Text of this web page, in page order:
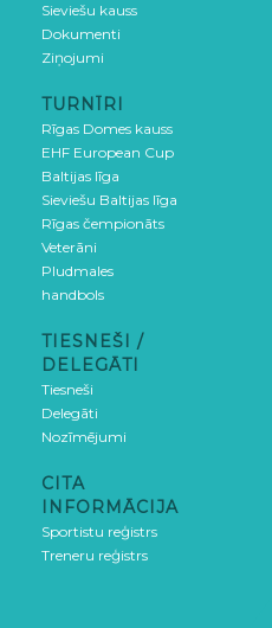
Sieviešu kauss
Dokumenti
Ziņojumi
TURNĪRI
Rīgas Domes kauss
EHF European Cup
Baltijas līga
Sieviešu Baltijas līga
Rīgas čempionāts
Veterāni
Pludmales
handbols
TIESNEŠI /
DELEGĀTI
Tiesneši
Delegāti
Nozīmējumi
CITA
INFORMĀCIJA
Sportistu reģistrs
Treneru reģistrs